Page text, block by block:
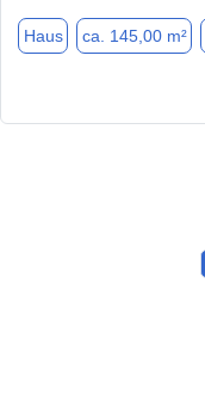
Haus ca. 145,00 m²